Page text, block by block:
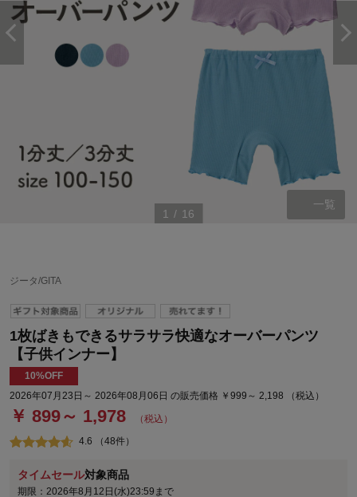
1 / 16
一覧
ジータ/GITA
1枚ばきもできるサラサラ快適なオーバーパンツ
【子供インナー】
10%OFF
2026年07月23日～ 2026年08月06日 の販売価格 ￥999～ 2,198 （税込）
￥ 899～ 1,978 （税込）
4.6 （48件）
タイムセール対象商品
期限：2026年8月12日(水)23:59まで